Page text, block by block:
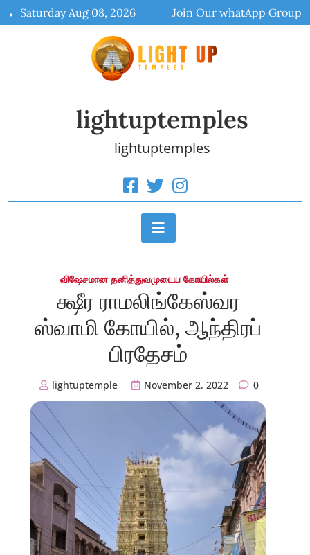
to
Saturday Aug 08, 2026 Join Our whatApp Group
lightuptemples
lightuptemples
விஷேசமான தனித்துவமுடைய கோயில்கள்
க்ஷீர ராமலிங்கேஸ்வர
ஸ்வாமி கோயில், ஆந்திரப்
பிரதேசம்
lightuptemple November 2, 2022 0